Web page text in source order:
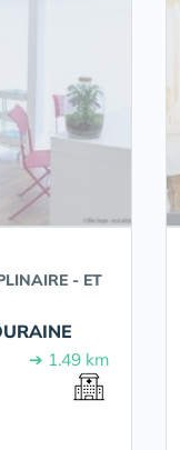
- ET
➔ 1.49 km